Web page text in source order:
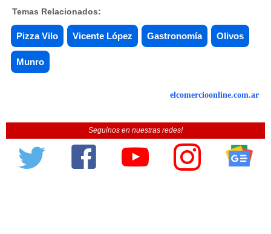
Temas Relacionados:
Pizza Vilo Vicente López Gastronomía Olivos
Munro
elcomercioonline.com.ar
Seguinos en nuestras redes!